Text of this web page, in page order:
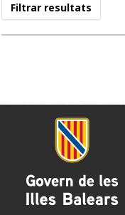
Filtrar resultats